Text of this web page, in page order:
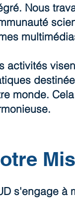
Nous
activités
monde.
s'engage à